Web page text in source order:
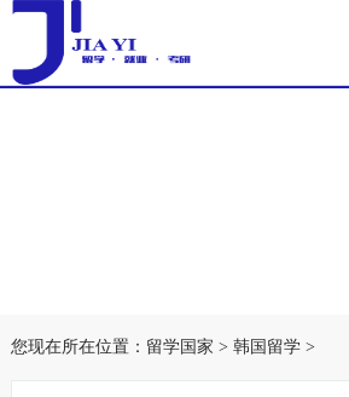
您现在所在位置： 留学国家 > 韩国留学>